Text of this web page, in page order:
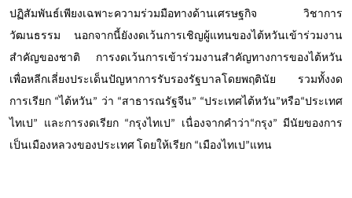
ปฏิสัมพันธ์เพียงเฉพาะความร่วมมือทางด้านเศรษฐกิจ วิชาการ
วัฒนธรรม นอกจากนี้ยังงดเว้นการเชิญผู้แทนของไต้หวันเข้าร่วมงาน
สำคัญของชาติ การงดเว้นการเข้าร่วมงานสำคัญทางการของไต้หวัน
เพื่อหลีกเลี่ยงประเด็นปัญหาการรับรองรัฐบาลโดยพฤตินัย รวมทั้งงด
การเรียก “ ไต้หวัน” ว่า “สาธารณรัฐจีน” “ประเทศไต้หวัน”หรือ“ประเทศ
ไทเป” และการงดเรียก “กรุงไทเป” เนื่องจากคำว่า“กรุง” มีนัยของการ
เป็นเมืองหลวงของประเทศ โดยให้เรียก “เมืองไทเป”แทน